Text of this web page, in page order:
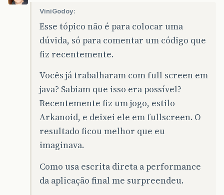
ViniGodoy:
Esse tópico não é para colocar uma
dúvida, só para comentar um código que
fiz recentemente.
Vocês já trabalharam com full screen em
java? Sabiam que isso era possível?
Recentemente fiz um jogo, estilo
Arkanoid, e deixei ele em fullscreen. O
resultado ficou melhor que eu
imaginava.
Como usa escrita direta a performance
da aplicação final me surpreendeu.